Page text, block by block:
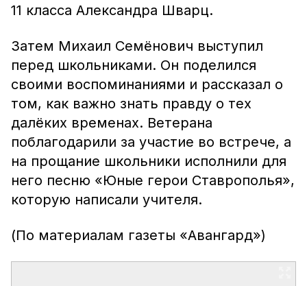
11 класса Александра Шварц.
Затем Михаил Семёнович выступил
перед школьниками. Он поделился
своими воспоминаниями и рассказал о
том, как важно знать правду о тех
далёких временах. Ветерана
поблагодарили за участие во встрече, а
на прощание школьники исполнили для
него песню «Юные герои Ставрополья»,
которую написали учителя.
(По материалам газеты «Авангард»)